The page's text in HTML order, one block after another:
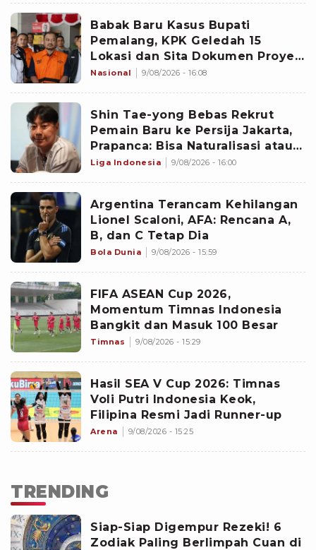
Babak Baru Kasus Bupati
Pemalang, KPK Geledah 15
Lokasi dan Sita Dokumen Proyek
PUPR hingga CCTV Hotel
Nasional 9/08/2026 - 16:08
‎Shin Tae-yong Bebas Rekrut
Pemain Baru ke Persija Jakarta,
Prapanca: Bisa Naturalisasi atau
Asing
Liga Indonesia 9/08/2026 - 16:00
Argentina Terancam Kehilangan
Lionel Scaloni, AFA: Rencana A,
B, dan C Tetap Dia
Bola Dunia 9/08/2026 - 15:59
FIFA ASEAN Cup 2026,
Momentum Timnas Indonesia
Bangkit dan Masuk 100 Besar
Timnas 9/08/2026 - 15:29
Hasil SEA V Cup 2026: Timnas
Voli Putri Indonesia Keok,
Filipina Resmi Jadi Runner-up
Arena 9/08/2026 - 15:25
TRENDING
Siap-Siap Digempur Rezeki! 6
Zodiak Paling Berlimpah Cuan di